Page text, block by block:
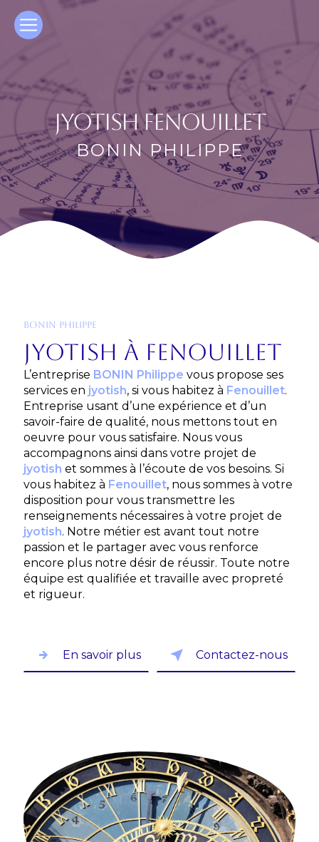
jyotish Fenouillet
BONIN PHILIPPE
BONIN PHILIPPE
jyotish à Fenouillet
L’entreprise BONIN Philippe vous propose ses
services en jyotish, si vous habitez à Fenouillet.
Entreprise usant d’une expérience et d’un
savoir-faire de qualité, nous mettons tout en
oeuvre pour vous satisfaire. Nous vous
accompagnons ainsi dans votre projet de
jyotish et sommes à l’écoute de vos besoins. Si
vous habitez à Fenouillet, nous sommes à votre
disposition pour vous transmettre les
renseignements nécessaires à votre projet de
jyotish. Notre métier est avant tout notre
passion et le partager avec vous renforce
encore plus notre désir de réussir. Toute notre
équipe est qualifiée et travaille avec propreté
et rigueur.
En savoir plus Contactez-nous
Panneau de gestion des cookies